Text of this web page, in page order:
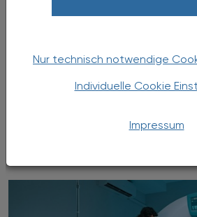
Nur technisch notwendige
Individuelle Cookie
Impressum